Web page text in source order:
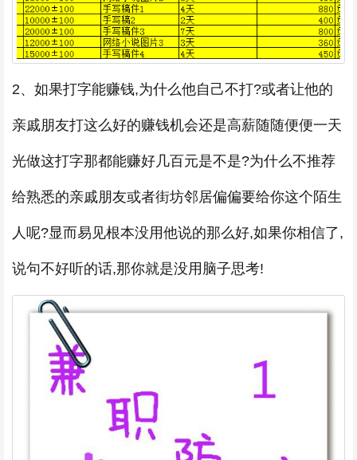
2、如果打字能赚钱,为什么他自己不打?或者让他的
亲戚朋友打这么好的赚钱机会还是高薪随随便便一天
光做这打字那都能赚好几百元是不是?为什么不推荐
给熟悉的亲戚朋友或者街坊邻居偏偏要给你这个陌生
人呢?显而易见根本没用他说的那么好,如果你相信了,
说句不好听的话,那你就是没用脑子思考!